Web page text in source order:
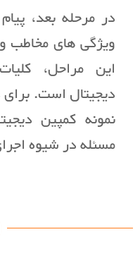
در مرحله بعد،
ویژگی های مخاطب
این مراحل،
دیجیتال است.
نمونه کمپین
مسئله در شیوه